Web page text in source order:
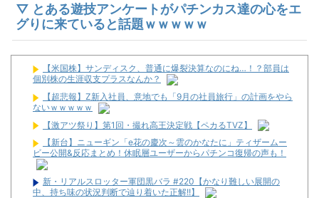
▽ とある遊技アンケートがパチンカス達の心をエ
グりに来ていると話題ｗｗｗｗｗ
【米国株】サンディスク、普通に爆裂決算なのにね…！？部員は
個別株の生涯収支プラスなんか？
【超悲報】Z新入社員、意地でも「9月の社員旅行」の計画をやら
ないｗｗｗｗｗ
【激アツ祭り】第1回・撮れ高王決定戦【ペカるTVZ】
【新台】ニューギン「e花の慶次～雲のかなたに」ティザームー
ビー公開&反応まとめ！休眠層ユーザーからパチンコ復帰の声も！
新・リアルスロッター軍団黒バラ #220【かなり難しい展開の
中、持ち味の状況判断で辿り着いた正解!!】